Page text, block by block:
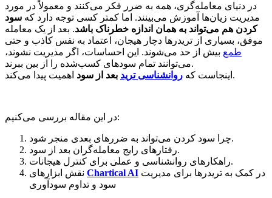
در دنیای معامله‌گری، همه به ضرر فکر می‌کنند و معمولاً در مورد
مدیریت زیان‌ها آموزش می‌بینند. اما کمتر کسی توجه دارد که سود
کردن هم می‌تواند به همان اندازه خطرناک باشد. بعد از یک معامله
موفق، بسیاری از تریدرها دچار هیجان، اعتماد به نفس کاذب و حتی
طمع بیش از حد می‌شوند. این احساسات، اگر مدیریت نشوند،
می‌توانند تمام سودهای کسب‌شده را از بین ببرند.
اینجاست که روانشناسی ترید بعد از سود اهمیت پیدا می‌کند.
در این مقاله بررسی می‌کنیم:
چرا سود کردن می‌تواند به ضررهای بعدی منجر شود.
رفتارهای رایج معامله‌گران بعد از سود.
راهکارهای روانشناسی و عملی برای کنترل هیجانات.
Chartical AI
سود و تداوم سودآوری